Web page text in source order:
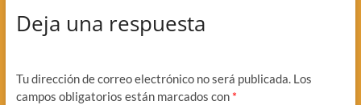
Deja una respuesta
Tu dirección de correo electrónico no será publicada. Los
campos obligatorios están marcados con *